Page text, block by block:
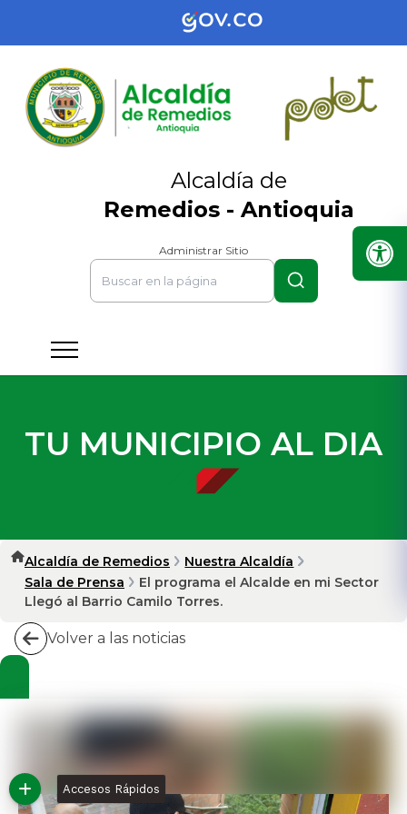
Alcaldía de
Remedios - Antioquia
Administrar Sitio
TU MUNICIPIO AL DIA
Alcaldía de Remedios
Nuestra Alcaldía
Sala de Prensa
El programa el Alcalde en mi Sector
Llegó al Barrio Camilo Torres.
Volver a las noticias
Accesos Rápidos